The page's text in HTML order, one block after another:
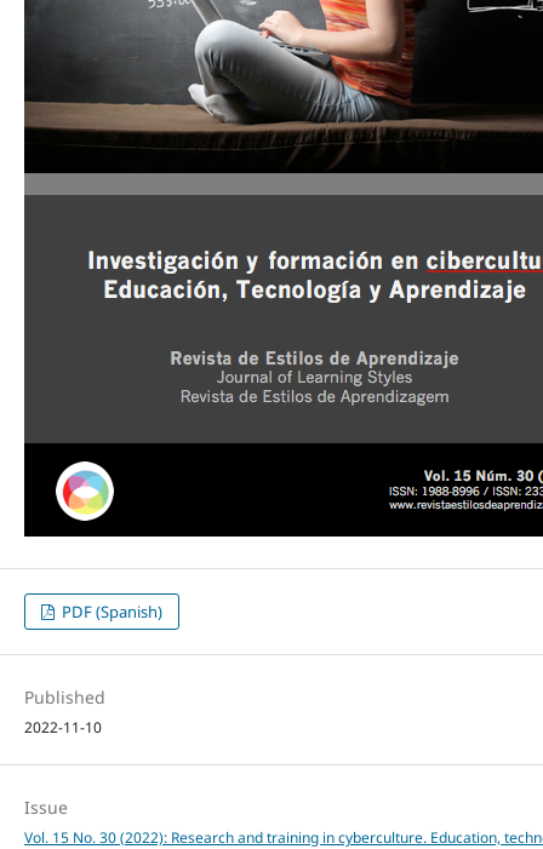
PDF (Spanish)
Published
2022-11-10
Issue
Vol. 15 No. 30 (2022): Research and training in cyberculture. Education,